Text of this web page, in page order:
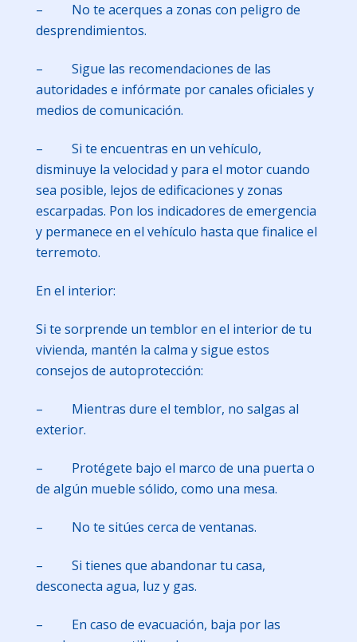
– No te acerques a zonas con peligro de
desprendimientos.
– Sigue las recomendaciones de las
autoridades e infórmate por canales oficiales y
medios de comunicación.
– Si te encuentras en un vehículo,
disminuye la velocidad y para el motor cuando
sea posible, lejos de edificaciones y zonas
escarpadas. Pon los indicadores de emergencia
y permanece en el vehículo hasta que finalice el
terremoto.
En el interior:
Si te sorprende un temblor en el interior de tu
vivienda, mantén la calma y sigue estos
consejos de autoprotección:
– Mientras dure el temblor, no salgas al
exterior.
– Protégete bajo el marco de una puerta o
de algún mueble sólido, como una mesa.
– No te sitúes cerca de ventanas.
– Si tienes que abandonar tu casa,
desconecta agua, luz y gas.
– En caso de evacuación, baja por las